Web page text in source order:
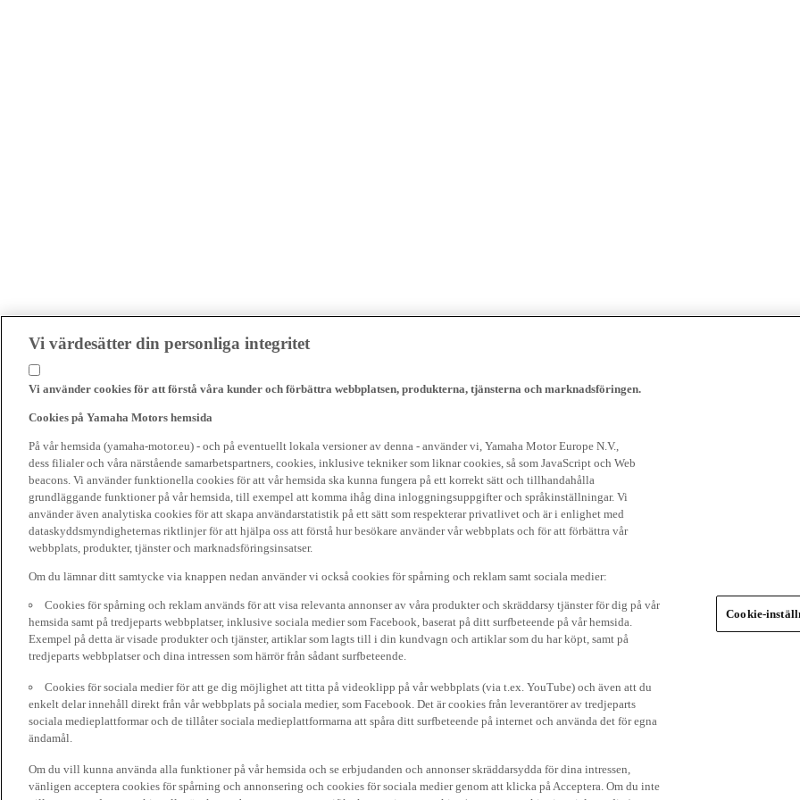
Vi värdesätter din personliga integritet
Vi använder cookies för att förstå våra kunder och förbättra webbplatsen, produkterna, tjänsterna och marknadsföringen.
Cookies på Yamaha Motors hemsida
På vår hemsida (yamaha-motor.eu) - och på eventuellt lokala versioner av denna - använder vi, Yamaha Motor Europe N.V.,
dess filialer och våra närstående samarbetspartners, cookies, inklusive tekniker som liknar cookies, så som JavaScript och Web
beacons. Vi använder funktionella cookies för att vår hemsida ska kunna fungera på ett korrekt sätt och tillhandahålla
grundläggande funktioner på vår hemsida, till exempel att komma ihåg dina inloggningsuppgifter och språkinställningar. Vi
använder även analytiska cookies för att skapa användarstatistik på ett sätt som respekterar privatlivet och är i enlighet med
dataskyddsmyndigheternas riktlinjer för att hjälpa oss att förstå hur besökare använder vår webbplats och för att förbättra vår
webbplats, produkter, tjänster och marknadsföringsinsatser.
Om du lämnar ditt samtycke via knappen nedan använder vi också cookies för spårning och reklam samt sociala medier:
Cookies för spårning och reklam används för att visa relevanta annonser av våra produkter och skräddarsy tjänster för dig på vår
hemsida samt på tredjeparts webbplatser, inklusive sociala medier som Facebook, baserat på ditt surfbeteende på vår hemsida.
Exempel på detta är visade produkter och tjänster, artiklar som lagts till i din kundvagn och artiklar som du har köpt, samt på
tredjeparts webbplatser och dina intressen som härrör från sådant surfbeteende.
Cookies för sociala medier för att ge dig möjlighet att titta på videoklipp på vår webbplats (via t.ex. YouTube) och även att du
enkelt delar innehåll direkt från vår webbplats på sociala medier, som Facebook. Det är cookies från leverantörer av tredjeparts
sociala medieplattformar och de tillåter sociala medieplattformarna att spåra ditt surfbeteende på internet och använda det för egna
ändamål.
Om du vill kunna använda alla funktioner på vår hemsida och se erbjudanden och annonser skräddarsydda för dina intressen,
vänligen acceptera cookies för spårning och annonsering och cookies för sociala medier genom att klicka på Acceptera. Om du inte
Cookie-